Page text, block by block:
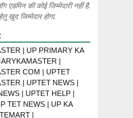
की कोई जिम्मेदारी नहीं है.
खुद जिम्मेदार होगा.
| UP PRIMARY KA
|
COM | UPTET
| UPTET NEWS |
| UPTET HELP |
TET NEWS | UP KA
|